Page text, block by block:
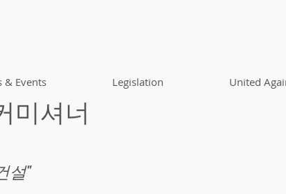
& Events Legislation United
미셔너
설"